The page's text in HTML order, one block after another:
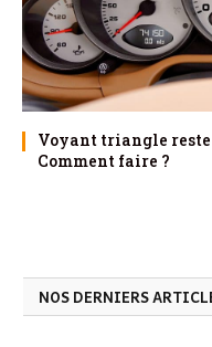
Voyant triangle reste
Comment faire ?
NOS DERNIERS